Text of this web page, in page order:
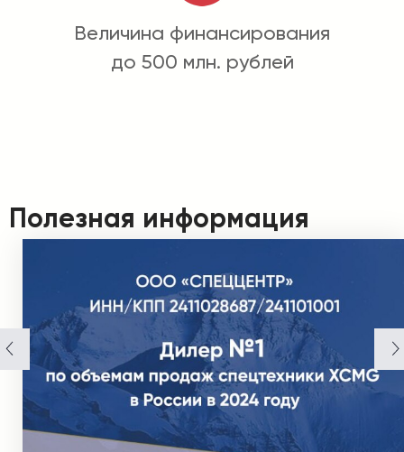
Величина финансирования
до 500 млн. рублей
Полезная информация